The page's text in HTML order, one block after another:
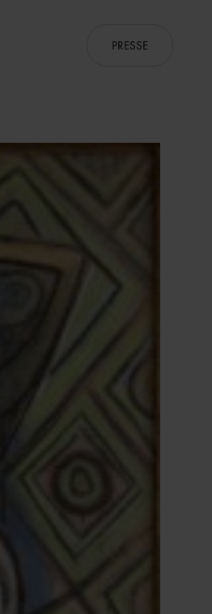
PRESSE